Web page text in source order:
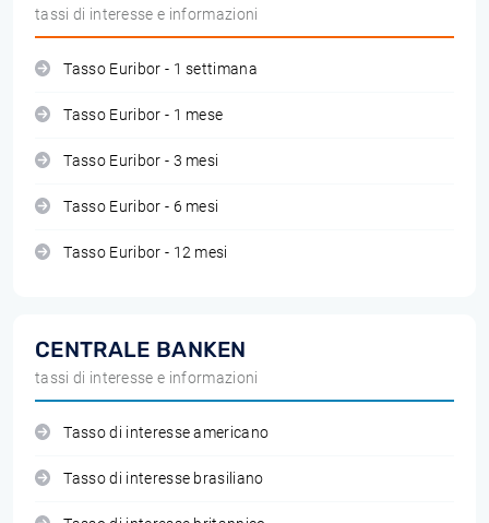
tassi di interesse e informazioni
Tasso Euribor - 1 settimana
Tasso Euribor - 1 mese
Tasso Euribor - 3 mesi
Tasso Euribor - 6 mesi
Tasso Euribor - 12 mesi
CENTRALE BANKEN
tassi di interesse e informazioni
Tasso di interesse americano
Tasso di interesse brasiliano